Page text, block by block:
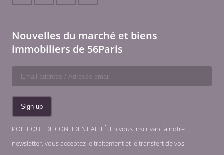
Nouvelles du marché et biens
immobiliers de 56Paris
POLITIQUE DE CONFIDENTIALITÉ: En vous inscrivant à notre
newsletter, vous acceptez le traitement et le transfert de vos